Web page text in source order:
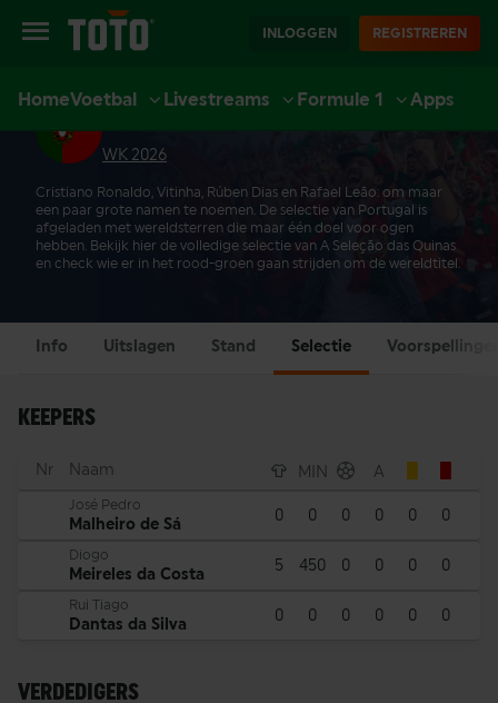
INLOGGEN REGISTREREN
HomeVoetbal Livestreams Formule 1 Apps
PORTUGAL SELECTIE
WK 2026
Cristiano Ronaldo, Vitinha, Rúben Dias en Rafael Leão: om maar
een paar grote namen te noemen. De selectie van Portugal is
afgeladen met wereldsterren die maar één doel voor ogen
hebben. Bekijk hier de volledige selectie van A Seleção das Quinas
en check wie er in het rood-groen gaan strijden om de wereldtitel.
Info Uitslagen Stand Selectie
KEEPERS
Nr Naam MIN A
José Pedro
Malheiro de Sá 0 0 0 0 0 0
Diogo
Meireles da Costa 5 450 0 0 0 0
Rui Tiago
Dantas da Silva 0 0 0 0 0 0
VERDEDIGERS